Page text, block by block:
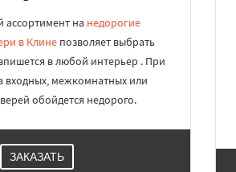
на недорогие
в Клинепозволяет выбрать
в любой интерьер . При
входных, межкомнатных или
обойдется недорого.
ЗАКАЗАТЬ